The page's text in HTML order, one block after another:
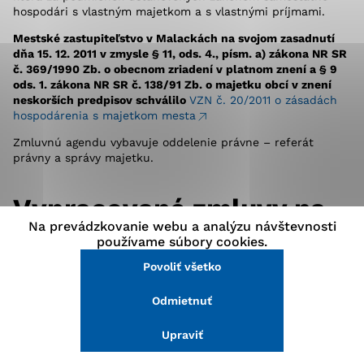
hospodári s vlastným majetkom a s vlastnými príjmami.
Mestské zastupiteľstvo v Malackách na svojom zasadnutí
dňa 15. 12. 2011 v zmysle § 11, ods. 4., písm. a) zákona NR SR
č. 369/1990 Zb. o obecnom zriadení v platnom znení a § 9
ods. 1. zákona NR SR č. 138/91 Zb. o majetku obcí v znení
neskorších predpisov schválilo VZN č. 20/2011 o zásadách
hospodárenia s majetkom mesta
Zmluvnú agendu vybavuje oddelenie právne – referát
právny a správy majetku.
Vypracované zmluvy na
základe žiadostí riešia:
prenájom pozemkov, nebytových priestorov
kúpu pozemkov vo vlastníctve Mesta Malacky (zmluva
vecné bremená k pozemkom vo vlastníctve mesta
Na prevádzkovanie webu a analýzu návštevnosti
používame súbory cookies.
Povoliť všetko
Odmietnuť
Upraviť
stránke a prístup k zabezpečeným oblastiam webovej
stránky. Bez týchto súborov cookie nemôže web
správne fungovať.
Analytické cookies
Analytické cookies pomáhajú prevádzkovateľovi stránok
pochopiť, ako návštevníci stránok stránku používajú,
aby mohol stránky optimalizovať a ponúknuť im lepšiu
skúsenosť. Všetky dáta sa zbierajú anonymne a nie je
Povoliť všetko
Uložiť nastavenia
Viac informácií